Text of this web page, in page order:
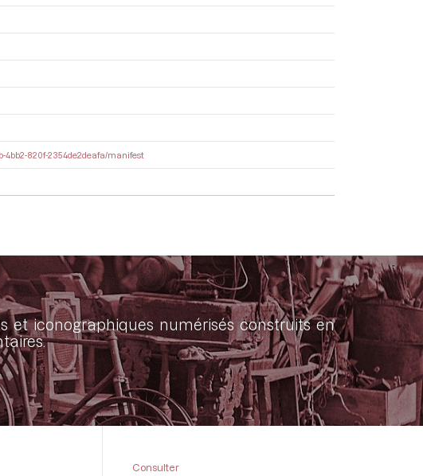
4bb2-820f-2354de2deafa/manifest
et iconographiques numérisés construits en
Consulter